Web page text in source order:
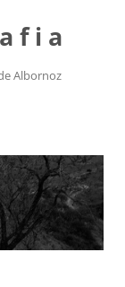
f i a
Albornoz